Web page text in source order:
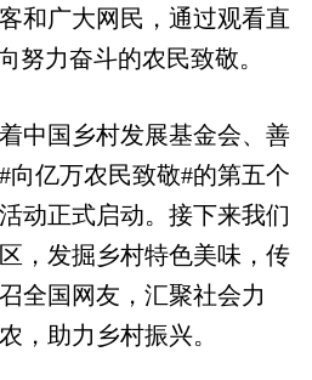
和广大网民，通过观看直
努力奋斗的农民致敬。
国乡村发展基金会、善
向亿万农民致敬#的第五个
动正式启动。接下来我们
，发掘乡村特色美味，传
全国网友，汇聚社会力
，助力乡村振兴。